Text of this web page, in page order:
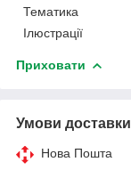
Тематика
Ілюстрації
Приховати
Умови доставки
Нова Пошта